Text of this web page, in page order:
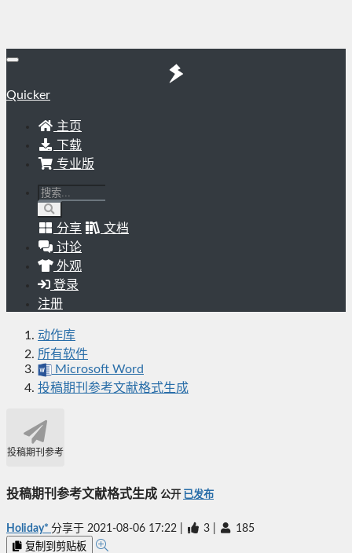
Quicker
主页
下载
专业版
分享
文档
讨论
外观
登录
注册
动作库
所有软件
Microsoft Word
投稿期刊参考文献格式生成
投稿期刊参考文献格式生成
投稿期刊参考文献格式生成 公开 已发布
Holiday* 分享于 2021-08-06 17:22 3 185
复制到剪贴板